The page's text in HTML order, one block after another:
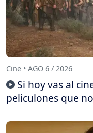
Cine • AGO 6 / 2026
Si hoy vas al
peliculones que